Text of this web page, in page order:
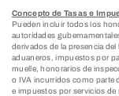
Concepto de Tasas e
Pueden incluir todos los
autoridades
derivados de la presencia
aduaneros, impuestos por
muelle, honorarios de
o IVA incurridos como parte
e impuestos por servicios de